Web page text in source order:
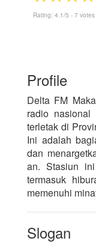
Rating: 4.1/5 - 7 votes
Profile
Delta FM
radio
terletak di
Ini adalah
dan
an. Stasiun
termasuk
memenuhi
Slogan